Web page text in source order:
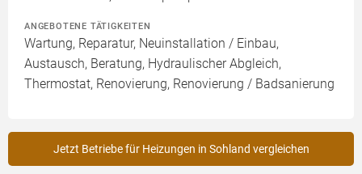
ANGEBOTENE TÄTIGKEITEN
Wartung, Reparatur, Neuinstallation / Einbau,
Austausch, Beratung, Hydraulischer Abgleich,
Thermostat, Renovierung, Renovierung / Badsanierung
Jetzt Betriebe für Heizungen in Sohland vergleichen